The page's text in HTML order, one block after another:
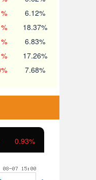
6.12%
18.37%
6.83%
17.26%
7.68%
0.93%